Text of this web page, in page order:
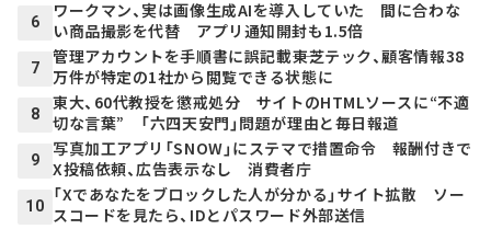
6
ワークマン、実は画像生成AIを導入していた 間に合わな
い商品撮影を代替 アプリ通知開封も1.5倍
7
管理アカウントを手順書に誤記載――東芝テック、顧客情報38
万件が特定の1社から閲覧できる状態に
8
東大、60代教授を懲戒処分 サイトのHTMLソースに“不適
切な言葉” 「六四天安門」問題が理由と毎日報道
9
写真加工アプリ「SNOW」にステマで措置命令 報酬付きで
X投稿依頼、広告表示なし 消費者庁
10
「Xであなたをブロックした人が分かる」サイト拡散 ソー
スコードを見たら、IDとパスワード外部送信